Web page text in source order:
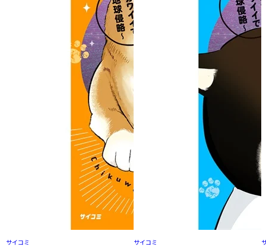
サイコミ
サイコミ